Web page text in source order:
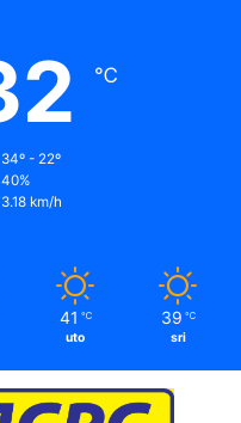
℃
34º - 22º
40%
3.18 km/h
41 ℃
uto
39 ℃
sri